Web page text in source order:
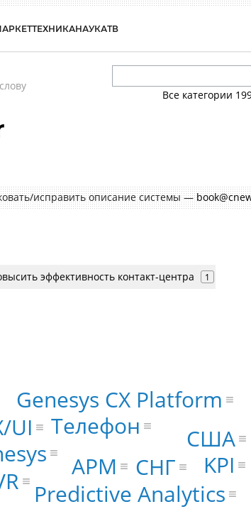
ТЕХНИКАНАУКАТВ
Все категории
исправить описание системы —
эффективность контакт-центра 1
Телефон
АРМ
UI
Predictive Analytics
Genesys CX Platform
СНГ
США
KPI